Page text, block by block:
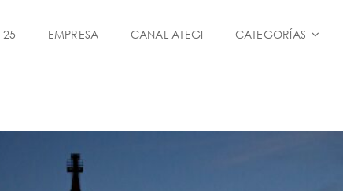
25 EMPRESA CANAL ATEGI CATEGORÍAS